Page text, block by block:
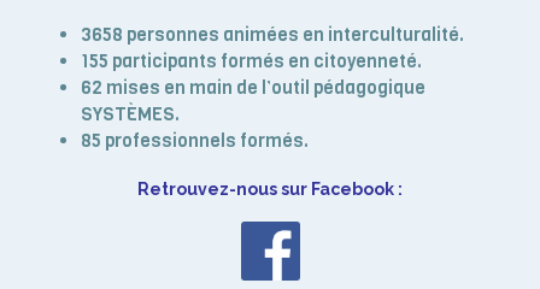
3658 personnes animées en interculturalité.
155 participants formés en citoyenneté.
62 mises en main de l’outil pédagogique
SYSTÈMES.
85 professionnels formés.
Retrouvez-nous sur Facebook :